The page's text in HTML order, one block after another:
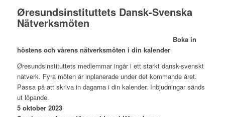
Øresundsinstituttets Dansk-Svenska
Nätverksmöten
Boka in
höstens och vårens nätverksmöten i din kalender
Øresundsinstituttets medlemmar ingår i ett starkt dansk-svenskt
nätverk. Fyra möten är inplanerade under det kommande året.
Passa på att skriva in dagarna i din kalender. Inbjudningar sänds
ut löpande.
5 oktober 2023